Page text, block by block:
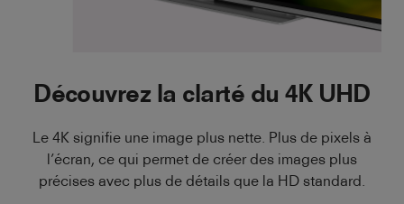
Découvrez la clarté du 4K UHD
Le 4K signifie une image plus nette. Plus de pixels à
l’écran, ce qui permet de créer des images plus
précises avec plus de détails que la HD standard.